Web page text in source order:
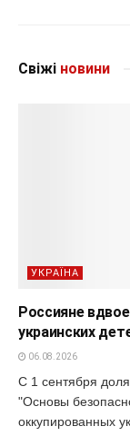
Свіжі новини
УКРАЇНА
Россияне
украинских
06.08.2026
С 1 сентября
"Основы
оккупированных